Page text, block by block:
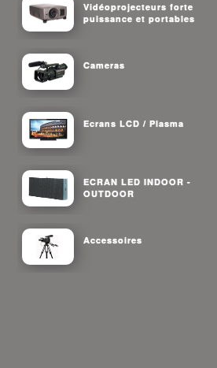
Vidéoprojecteurs forte
puissance et portables
Cameras
Ecrans LCD / Plasma
ECRAN LED INDOOR -
OUTDOOR
Accessoires